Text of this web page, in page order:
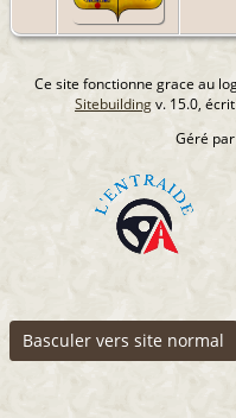
Ce site fonctionne grace au
Sitebuildingv. 15.0,
Géré par
Basculer vers site normal